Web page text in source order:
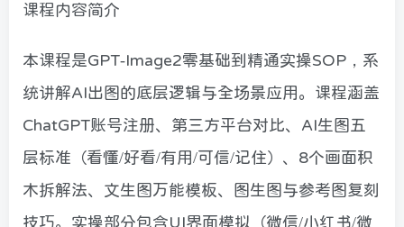
课程内容简介
本课程是GPT-Image2零基础到精通实操SOP，系
统讲解AI出图的底层逻辑与全场景应用。课程涵盖
ChatGPT账号注册、第三方平台对比、AI生图五
层标准（看懂/好看/有用/可信/记住）、8个画面积
木拆解法、文生图万能模板、图生图与参考图复刻
技巧。实操部分包含UI界面模拟（微信/小红书/微